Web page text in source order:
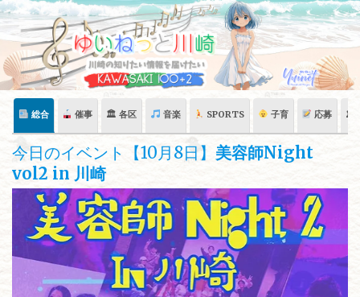
Skip
content
総合 催事 🏛 各区 音楽 SPORTS 子育 応募 🏛
今日のイベント【10月8日】 美容師Night
vol2 in 川崎